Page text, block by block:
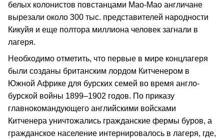
белых колонистов повстанцами Мао-Мао англичане
вырезали около 300 тыс. представителей народности
Кикуйя и еще полтора миллиона человек загнали в
лагеря.
Необходимо отметить, что первые в мире концлагеря
были созданы британским лордом Китченером в
Южной Африке для бурских семей во время англо-
бурской войны 1899–1902 годов. По приказу
главнокомандующего английскими войсками
Китченера уничтожались гражданские фермы буров, а
гражданское население интернировалось в лагеря, где,